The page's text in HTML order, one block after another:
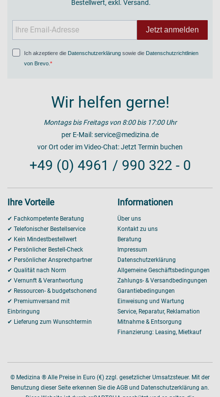
Bestellwert, exkl. Versand.
Jetzt anmelden
Ich akzeptiere die Datenschutzerklärung sowie die Datenschutzrichtlinien
von Brevo
Wir helfen gerne!
Montags bis Freitags von 8:00 bis 17:00 Uhr
per E-Mail:service@medizina.de
vor Ort oder im Video-Chat:Jetzt Termin buchen
+49 (0) 4961 / 990 322 - 0
Ihre Vorteile
✔ Fachkompetente Beratung
✔ Telefonischer Bestellservice
✔ Kein Mindestbestellwert
✔ Persönlicher Bestell-Check
✔ Persönlicher Ansprechpartner
✔ Qualität nach Norm
✔ Vernunft & Verantwortung
✔ Ressourcen- & budgetschonend
✔ Premiumversand mit
Einbringung
✔ Lieferung zum Wunschtermin
Informationen
Über uns
Kontakt zu uns
Beratung
Impressum
Datenschutzerklärung
Allgemeine Geschäftsbedingungen
Zahlungs- & Versandbedingungen
Garantiebedingungen
Einweisung und Wartung
Service, Reparatur, Reklamation
Mitnahme & Entsorgung
Finanzierung: Leasing, Mietkauf
© Medizina ® Alle Preise in Euro (€) zzgl. gesetzlicher Umsatzsteuer. Mit der
Benutzung dieser Seite erkennen Sie die AGB und Datenschutzerklärung an.